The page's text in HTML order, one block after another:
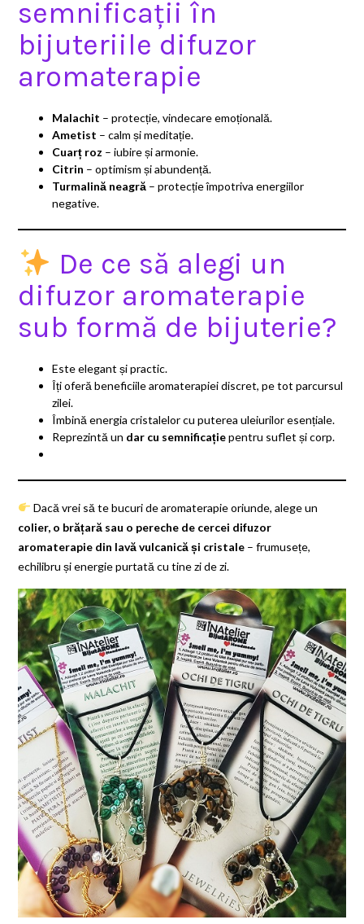
semnificații în
bijuteriile difuzor
aromaterapie
Malachit – protecție, vindecare emoțională.
Ametist – calm și meditație.
Cuarț roz – iubire și armonie.
Citrin – optimism și abundență.
Turmalină neagră – protecție împotriva energiilor
negative.
De ce să alegi un
difuzor aromaterapie
sub formă de bijuterie?
Este elegant și practic.
Îți oferă beneficiile aromaterapiei discret, pe tot parcursul
zilei.
Îmbină energia cristalelor cu puterea uleiurilor esențiale.
Reprezintă un dar cu semnificațiepentru suflet și corp.
Dacă vrei să te bucuri de aromaterapie oriunde, alege un
colier, o brățară sau o pereche de cercei difuzor
aromaterapie din lavă vulcanică și cristale – frumusețe,
echilibru și energie purtată cu tine zi de zi.